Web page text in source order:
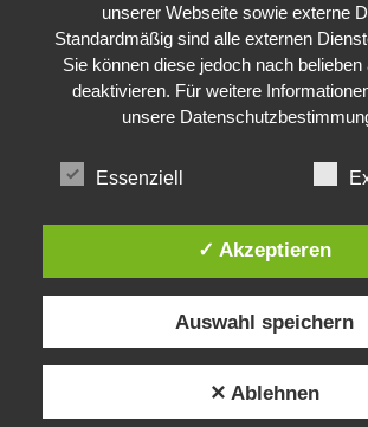
unserer Webseite sowie externe
Standardmäßig sind alle externen
Sie können diese jedoch nach belieben
deaktivieren. Für weitere
unsere
Essenziell
✓ Akzeptieren
Auswahl speichern
✕ Ablehnen